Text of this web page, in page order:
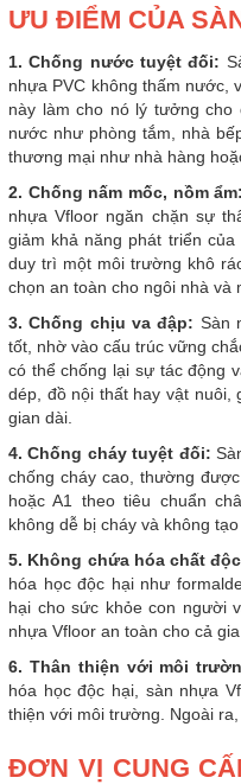
ƯU ĐIỂM CỦA
1. Chống nước tuyệt đối:
nhựa PVC không thấm nước,
này làm cho nó lý tưởng
nước như phòng tắm, nhà
thương mại như nhà hàng
2. Chống nấm mốc, nồm ẩm:
nhựa Vfloor ngăn chặn sự
giảm khả năng phát triển
duy trì một môi trường khô
chọn an toàn cho ngôi nhà và
3. Chống chịu va đập: Sàn
tốt, nhờ vào cấu trúc vững
có thể chống lại sự tác động
dép, đồ nội thất hay vật nuôi,
gian dài.
4. Chống cháy tuyệt đối:
chống cháy cao, thường
hoặc A1 theo tiêu chuẩn
không dễ bị cháy và không
5. Không chứa hóa chất
hóa học độc hại như
hại cho sức khỏe con người
nhựa Vfloor an toàn cho cả
6. Thân thiện với môi
hóa học độc hại, sàn nhựa
thiện với môi trường. Ngoài
ĐƠN VỊ CUNG